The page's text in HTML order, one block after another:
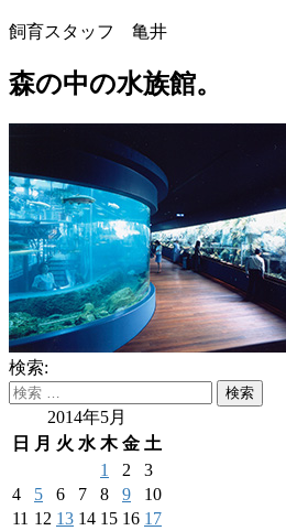
飼育スタッフ 亀井
森の中の水族館。
検索:
2014年5月
日
月 火 水 木 金 土
1 2
3
4
5 6 7 8 9
10
11 12 13 14 15 16 17